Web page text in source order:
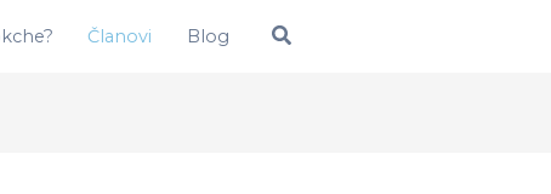
Članovi Blog Pretraga